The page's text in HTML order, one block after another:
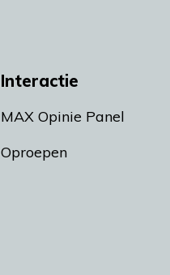
Interactie
MAX Opinie Panel
Oproepen